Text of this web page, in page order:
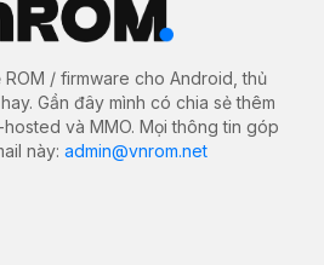
/ firmware cho Android, thủ
Gần đây mình có chia sẻ thêm
và MMO. Mọi thông tin góp
này: admin@vnrom.net